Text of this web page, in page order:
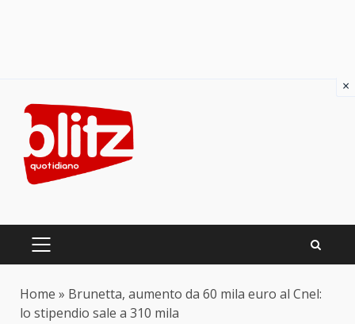
content
PRIMARY
Home » Brunetta, aumento da 60 mila euro al Cnel:
lo stipendio sale a 310 mila
×